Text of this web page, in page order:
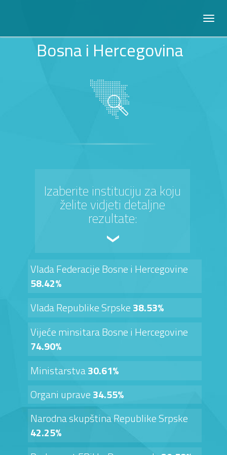
Bosna i Hercegovina
Izaberite instituciju za koju
želite vidjeti detaljne
rezultate:
Vlada Federacije Bosne i Hercegovine
58.42%
Vlada Republike Srpske38.53%
Vijeće minsitara Bosne i Hercegovine
74.90%
Ministarstva30.61%
Organi uprave34.55%
Narodna skupština Republike Srpske
42.25%